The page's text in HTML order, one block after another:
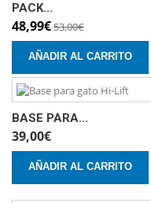
PACK...
48,99€53,00€
AÑADIR AL CARRITO
BASE PARA...
39,00€
AÑADIR AL CARRITO